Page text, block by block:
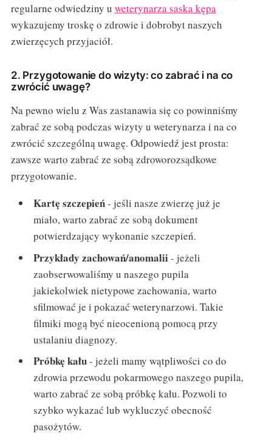
regularne odwiedziny u weterynarza saska kępa
wykazujemy troskę o zdrowie i dobrobyt naszych
zwierzęcych przyjaciół.
2. Przygotowanie do wizyty: co zabrać i na co
zwrócić uwagę?
Na pewno wielu z Was zastanawia się co powinniśmy
zabrać ze sobą podczas wizyty u weterynarza i na co
zwrócić szczególną uwagę. Odpowiedź jest prosta:
zawsze warto zabrać ze sobą zdroworozsądkowe
przygotowanie.
Kartę szczepień- jeśli nasze zwierzę już je
miało, warto zabrać ze sobą dokument
potwierdzający wykonanie szczepień.
Przykłady zachowań/anomalii- jeżeli
zaobserwowaliśmy u naszego pupila
jakiekolwiek nietypowe zachowania, warto
sfilmować je i pokazać weterynarzowi. Takie
filmiki mogą być nieocenioną pomocą przy
ustalaniu diagnozy.
Próbkę kału- jeżeli mamy wątpliwości co do
zdrowia przewodu pokarmowego naszego pupila,
warto zabrać ze sobą próbkę kału. Pozwoli to
szybko wykazać lub wykluczyć obecność
pasożytów.